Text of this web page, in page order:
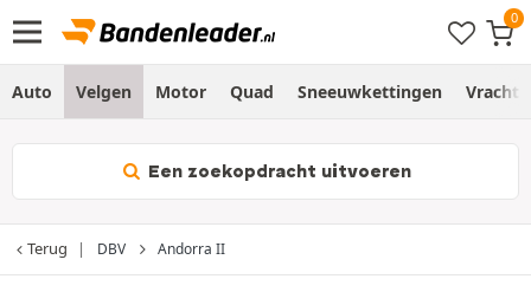
Auto Velgen Motor Quad Sneeuwkettingen
Een zoekopdracht uitvoeren
Terug DBV Andorra II